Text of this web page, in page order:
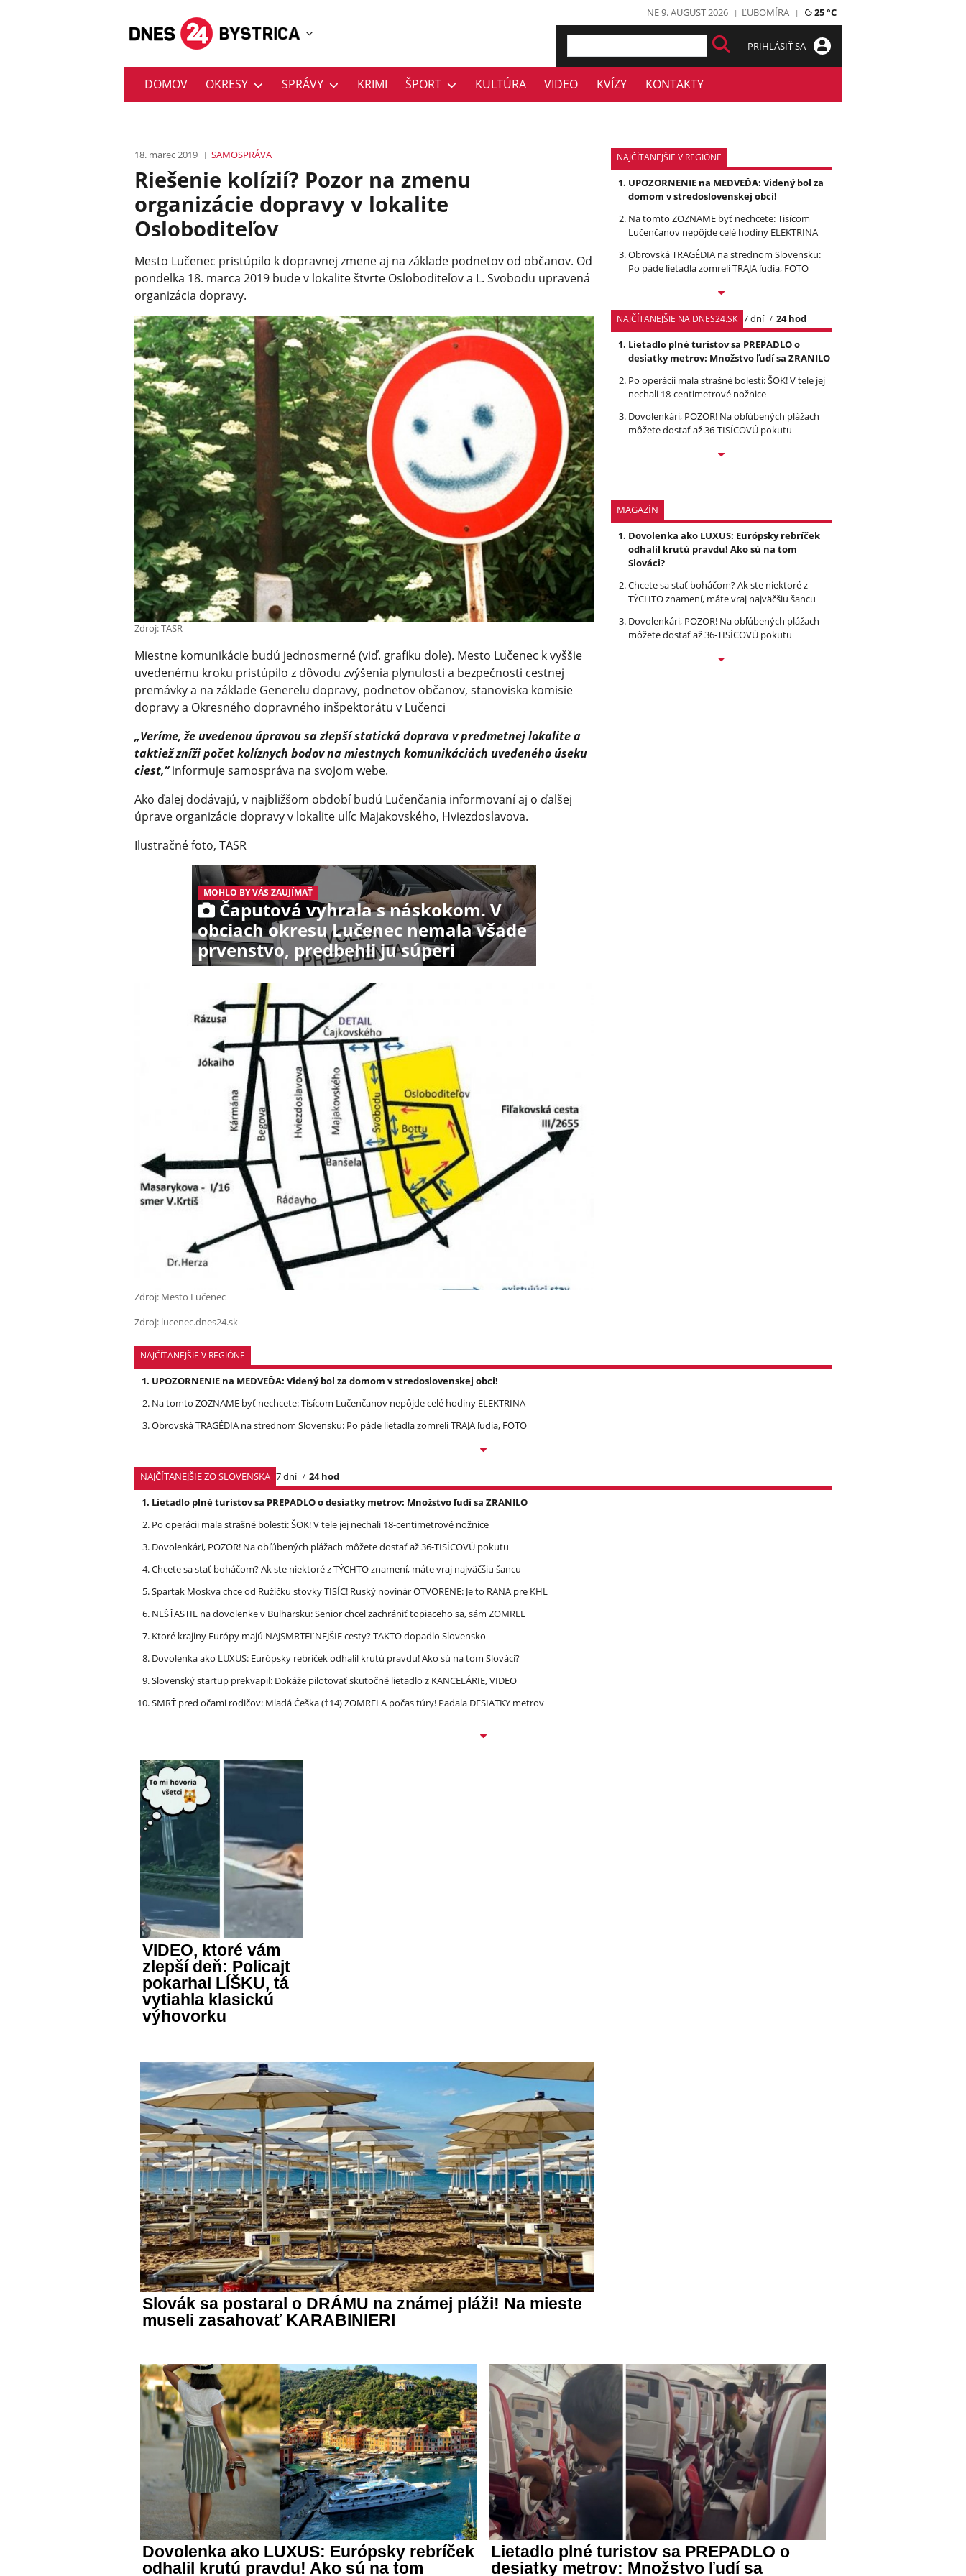
NE 9. AUGUST 2026 ĽUBOMÍRA 25 °C
PRIHLÁSIŤ SA
DOMOV OKRESY SPRÁVY KRIMI ŠPORT KULTÚRA VIDEO KVÍZY KONTAKTY
18. marec 2019 SAMOSPRÁVA
Riešenie kolízií? Pozor na zmenu
organizácie dopravy v lokalite
Osloboditeľov
Mesto Lučenec pristúpilo k dopravnej zmene aj na základe podnetov od občanov. Od
pondelka 18. marca 2019 bude v lokalite štvrte Osloboditeľov a L. Svobodu upravená
organizácia dopravy.
Zdroj: TASR
Miestne komunikácie budú jednosmerné (viď. grafiku dole). Mesto Lučenec k vyššie
uvedenému kroku pristúpilo z dôvodu zvýšenia plynulosti a bezpečnosti cestnej
premávky a na základe Generelu dopravy, podnetov občanov, stanoviska komisie
dopravy a Okresného dopravného inšpektorátu v Lučenci
„Veríme, že uvedenou úpravou sa zlepší statická doprava v predmetnej lokalite a
taktiež zníži počet kolíznych bodov na miestnych komunikáciách uvedeného úseku
ciest,“informuje samospráva na svojom webe.
Ako ďalej dodávajú, v najbližšom období budú Lučenčania informovaní aj o ďalšej
úprave organizácie dopravy v lokalite ulíc Majakovského, Hviezdoslavova.
Ilustračné foto, TASR
MOHLO BY VÁS ZAUJÍMAŤ
Čaputová vyhrala s náskokom. V
obciach okresu Lučenec nemala všade
prvenstvo, predbehli ju súperi
Zdroj: Mesto Lučenec
Zdroj: lucenec.dnes24.sk
NAJČÍTANEJŠIE V REGIÓNE
UPOZORNENIE na MEDVEĎA: Videný bol za
domom v stredoslovenskej obci!
Na tomto ZOZNAME byť nechcete: Tisícom
Lučenčanov nepôjde celé hodiny ELEKTRINA
Obrovská TRAGÉDIA na strednom Slovensku:
Po páde lietadla zomreli TRAJA ľudia, FOTO
NAJČÍTANEJŠIE NA DNES24.SK 7 dní
24 hod
Lietadlo plné turistov sa PREPADLO o
desiatky metrov: Množstvo ľudí sa ZRANILO
Po operácii mala strašné bolesti: ŠOK! V tele jej
nechali 18-centimetrové nožnice
Dovolenkári, POZOR! Na obľúbených plážach
môžete dostať až 36-TISÍCOVÚ pokutu
MAGAZÍN
Dovolenka ako LUXUS: Európsky rebríček
odhalil krutú pravdu! Ako sú na tom
Slováci?
Chcete sa stať boháčom? Ak ste niektoré z
TÝCHTO znamení, máte vraj najväčšiu šancu
Dovolenkári, POZOR! Na obľúbených plážach
môžete dostať až 36-TISÍCOVÚ pokutu
NAJČÍTANEJŠIE V REGIÓNE
UPOZORNENIE na MEDVEĎA: Videný bol za domom v stredoslovenskej obci!
Na tomto ZOZNAME byť nechcete: Tisícom Lučenčanov nepôjde celé hodiny ELEKTRINA
Obrovská TRAGÉDIA na strednom Slovensku: Po páde lietadla zomreli TRAJA ľudia, FOTO
NAJČÍTANEJŠIE ZO SLOVENSKA 7 dní
24 hod
Lietadlo plné turistov sa PREPADLO o desiatky metrov: Množstvo ľudí sa ZRANILO
Po operácii mala strašné bolesti: ŠOK! V tele jej nechali 18-centimetrové nožnice
Dovolenkári, POZOR! Na obľúbených plážach môžete dostať až 36-TISÍCOVÚ pokutu
Chcete sa stať boháčom? Ak ste niektoré z TÝCHTO znamení, máte vraj najväčšiu šancu
Spartak Moskva chce od Ružičku stovky TISÍC! Ruský novinár OTVORENE: Je to RANA pre KHL
NEŠŤASTIE na dovolenke v Bulharsku: Senior chcel zachrániť topiaceho sa, sám ZOMREL
Ktoré krajiny Európy majú NAJSMRTEĽNEJŠIE cesty? TAKTO dopadlo Slovensko
Dovolenka ako LUXUS: Európsky rebríček odhalil krutú pravdu! Ako sú na tom Slováci?
Slovenský startup prekvapil: Dokáže pilotovať skutočné lietadlo z KANCELÁRIE, VIDEO
SMRŤ pred očami rodičov: Mladá Češka (†14) ZOMRELA počas túry! Padala DESIATKY metrov
VIDEO, ktoré vám
zlepší deň: Policajt
pokarhal LÍŠKU, tá
vytiahla klasickú
výhovorku
Slovák sa postaral o DRÁMU na známej pláži! Na mieste
museli zasahovať KARABINIERI
Dovolenka ako LUXUS: Európsky rebríček
odhalil krutú pravdu! Ako sú na tom
Lietadlo plné turistov sa PREPADLO o
desiatky metrov: Množstvo ľudí sa